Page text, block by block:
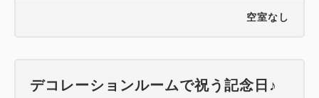
空室なし
デコレーションルームで祝う記念日♪